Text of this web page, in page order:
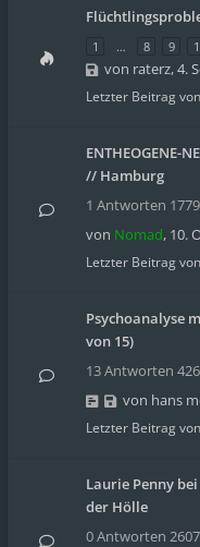
1 … 8 9
von raterz,4.
Letzter Beitrag von
ENTHEOGENE-
// Hamburg
1 Antworten
von Nomad, 10.
Letzter Beitrag von
Psychoanalyse
von 15)
13 Antworten
von hans
Letzter Beitrag von
Laurie Penny
der Hölle
0 Antworten